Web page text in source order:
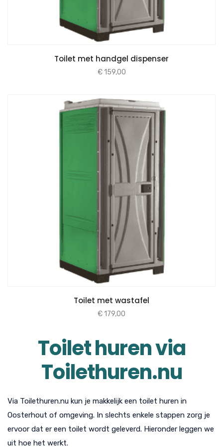
Toilet met handgel dispenser
€159,00
Toilet met wastafel
€179,00
Toilet huren via
Toilethuren.nu
Via Toilethuren.nu kun je makkelijk een toilet huren in
Oosterhout of omgeving. In slechts enkele stappen zorg je
ervoor dat er een toilet wordt geleverd. Hieronder leggen we
uit hoe het werkt.